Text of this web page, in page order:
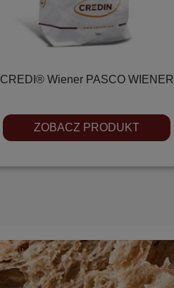
CREDI® Wiener PASCO WIENER
ZOBACZ PRODUKT